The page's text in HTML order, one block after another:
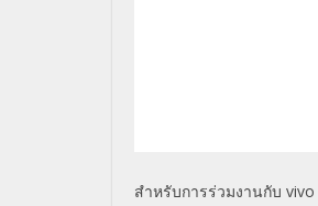
สำหรับการร่วมงานกับ vivo